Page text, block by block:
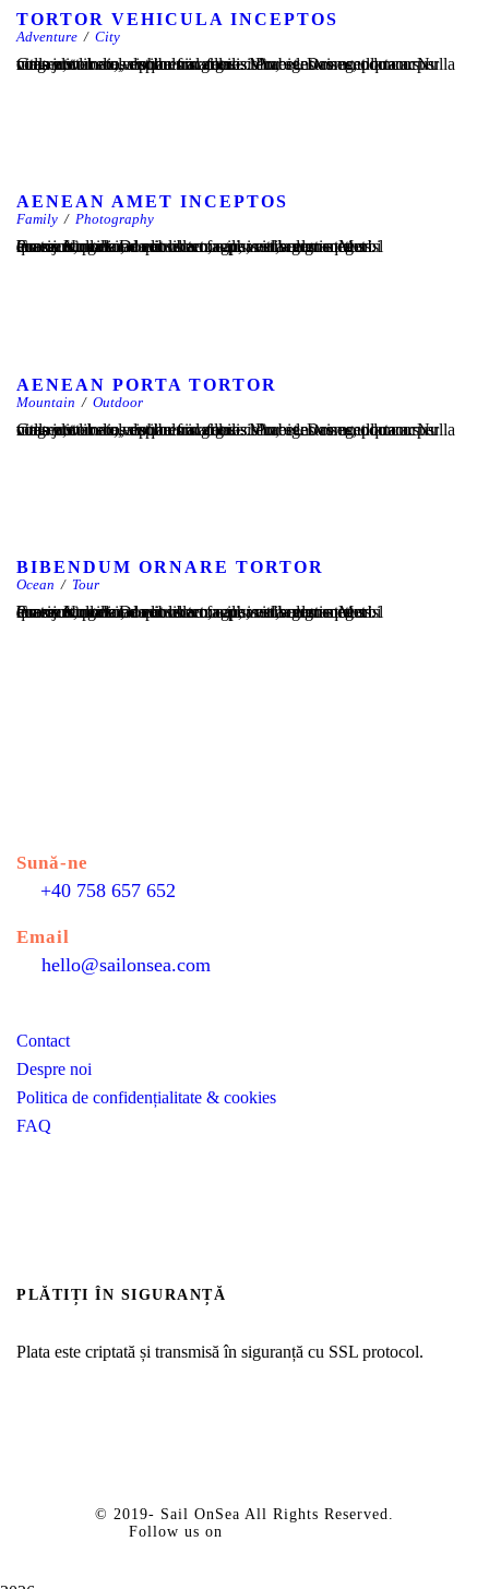
TORTOR VEHICULA INCEPTOS
Adventure / City
Cras justo odio, dapibus ac facilisis in, egestas eget quam. Nulla vitae elit libero, a pharetra augue. Morbi leo risus, porta ac consectetur ac, vestibulum at eros. Praesent commodo cursus magna, vel scelerisque nisl consectetur et. Donec ullamcorper nulla non metus auctor fringilla.
AENEAN AMET INCEPTOS
Family / Photography
Cras justo odio, dapibus ac facilisis in, egestas eget quam. Nulla vitae elit libero, a pharetra augue. Morbi leo risus, porta ac consectetur ac, vestibulum at eros. Praesent commodo cursus magna, vel scelerisque nisl consectetur et. Donec ullamcorper nulla non metus auctor fringilla.
AENEAN PORTA TORTOR
Mountain / Outdoor
Cras justo odio, dapibus ac facilisis in, egestas eget quam. Nulla vitae elit libero, a pharetra augue. Morbi leo risus, porta ac consectetur ac, vestibulum at eros. Praesent commodo cursus magna, vel scelerisque nisl consectetur et. Donec ullamcorper nulla non metus auctor fringilla.
BIBENDUM ORNARE TORTOR
Ocean / Tour
Cras justo odio, dapibus ac facilisis in, egestas eget quam. Nulla vitae elit libero, a pharetra augue. Morbi leo risus, porta ac consectetur ac, vestibulum at eros. Praesent commodo cursus magna, vel scelerisque nisl consectetur et. Donec ullamcorper nulla non metus auctor fringilla.
Sună-ne
+40 758 657 652
Email
hello@sailonsea.com
Contact
Despre noi
Politica de confidențialitate & cookies
FAQ
PLĂTIȚI ÎN SIGURANȚĂ
Plata este criptată și transmisă în siguranță cu SSL protocol.
© 2019- Sail OnSea All Rights Reserved.
Follow us on